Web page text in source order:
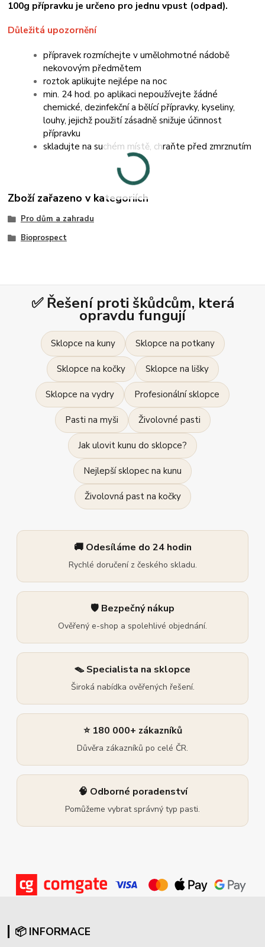
100g přípravku je určeno pro jednu vpust (odpad).
Důležitá upozornění
přípravek rozmíchejte v umělohmotné nádobě
nekovovým předmětem
roztok aplikujte nejlépe na noc
min. 24 hod. po aplikaci nepoužívejte žádné
chemické, dezinfekční a bělící přípravky, kyseliny,
louhy, jejichž použití zásadně snižuje účinnost
přípravku
skladujte na suchém místě, chraňte před zmrznutím
Zboží zařazeno v kategoriích
Pro dům a zahradu
Bioprospect
✅ Řešení proti škůdcům, která
opravdu fungují
Sklopce na kuny Sklopce na potkany
Sklopce na kočky Sklopce na lišky
Sklopce na vydry Profesionální sklopce
Pasti na myši Živolovné pasti
Jak ulovit kunu do sklopce?
Nejlepší sklopec na kunu
Živolovná past na kočky
🚚 Odesíláme do 24 hodin
Rychlé doručení z českého skladu.
🛡️ Bezpečný nákup
Ověřený e-shop a spolehlivé objednání.
🪤 Specialista na sklopce
Široká nabídka ověřených řešení.
⭐ 180 000+ zákazníků
Důvěra zákazníků po celé ČR.
🧠 Odborné poradenství
Pomůžeme vybrat správný typ pasti.
📦 INFORMACE